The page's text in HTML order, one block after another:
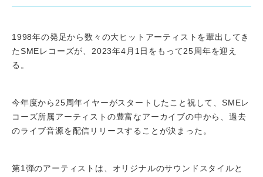
1998年の発足から数々の大ヒットアーティストを輩出してき
たSMEレコーズが、2023年4月1日をもって25周年を迎え
る。
今年度から25周年イヤーがスタートしたこと祝して、SMEレ
コーズ所属アーティストの豊富なアーカイブの中から、過去
のライブ音源を配信リリースすることが決まった。
第1弾のアーティストは、オリジナルのサウンドスタイルと